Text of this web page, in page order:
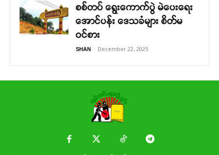
စစ်တပ် ရွေးကောက်ပွဲ မဲပေးရေး
အောင်ပန်း ဒေသခံများ စိတ်မ
ဝင်စား
SHAN - December 22, 2025